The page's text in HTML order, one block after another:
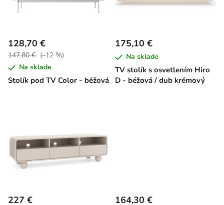
o
d
u
k
Stolík pod TV Color - béžová
128,70 €
147,80 € (–12 %)
Na sklade
TV stolík s osvetlením Hiro
D - béžová / dub krémový
175,10 €
Na sklade
227 € 164,30 €